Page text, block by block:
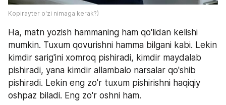
Kopirayter o'zi nimaga kerak?)
Ha, matn yozish hammaning ham qo'lidan kelishi
mumkin. Tuxum qovurishni hamma bilgani kabi. Lekin
kimdir sarig'ini xomroq pishiradi, kimdir maydalab
pishiradi, yana kimdir allambalo narsalar qo'shib
pishiradi. Lekin eng zo'r tuxum pishirishni haqiqiy
oshpaz biladi. Eng zo'r oshni ham.